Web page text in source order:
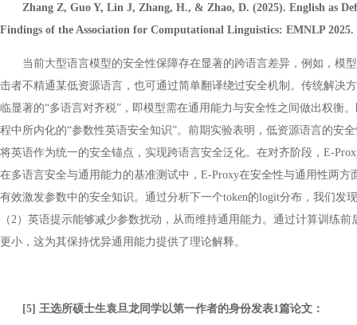
Zhang Z, Guo Y, Lin J, Zhang, H., & Zhao, D. (2025). English as
Findings of the Association for Computational Linguistics: EMNLP 2025.
当前大型语言模型的安全性保障存在显著的跨语言差异，例如，模
击者不精通某低资源语言，也可通过简单翻译绕过安全机制。传统解决
临显著的“多语言对齐税”，即模型需在通用能力与安全性之间做出权衡
程中所内化的“参数性英语安全知识”。前期实验表明，低资源语言的安
将英语作为统一的安全锚点，实现跨语言安全泛化。在对齐阶段，E-
在多语言安全与通用能力的基准测试中，E-Proxy在安全性与通用性两
有效激发参数中的安全知识。通过分析下一个token的logit分布，我们
（2）英语提示能够减少参数扰动，从而维持通用能力。通过计算训练
更小，这为其保持优异通用能力提供了理论解释。
[5] 王选所硕士生袁旦龙同学以第一作者的身份发表1篇论文：